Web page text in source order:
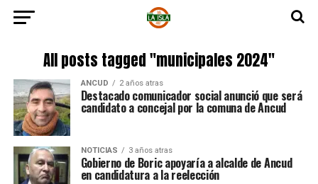
All posts tagged "municipales 2024"
ANCUD 2 años atras
Destacado comunicador social anunció que será
candidato a concejal por la comuna de Ancud
NOTICIAS 3 años atras
Gobierno de Boric apoyaría a alcalde de Ancud
en candidatura a la reelección